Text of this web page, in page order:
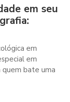
em seu
em
em
quem bate uma